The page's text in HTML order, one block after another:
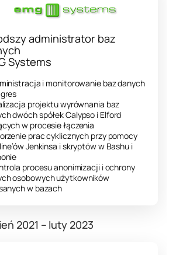
administrator baz
Systems
i monitorowanie baz danych
projektu wyrównania baz
dwóch spółek Calypso i Elford
w procesie łączenia
prac cyklicznych przy pomocy
Jenkinsa i skryptów w Bashu i
procesu anonimizacji i ochrony
osobowych użytkowników
w bazach
2021 – luty 2023